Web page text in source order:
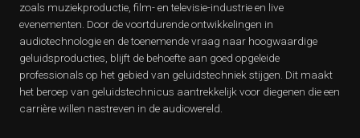
zoals muziekproductie, film- en televisie-industrie en live
evenementen. Door de voortdurende ontwikkelingen in
audiotechnologie en de toenemende vraag naar hoogwaardige
geluidsproducties, blijft de behoefte aan goed opgeleide
professionals op het gebied van geluidstechniek stijgen. Dit maakt
het beroep van geluidstechnicus aantrekkelijk voor diegenen die een
carrière willen nastreven in de audiowereld.